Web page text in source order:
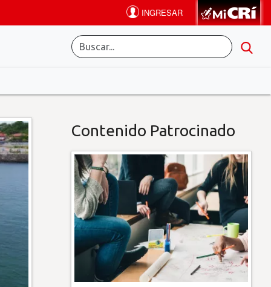
Contenido Patrocinado